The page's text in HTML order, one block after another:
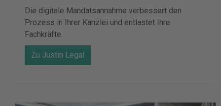
Die digitale Mandatsannahme verbessert den
Prozess in Ihrer Kanzlei und entlastet Ihre
Fachkräfte.
Zu Justin Legal